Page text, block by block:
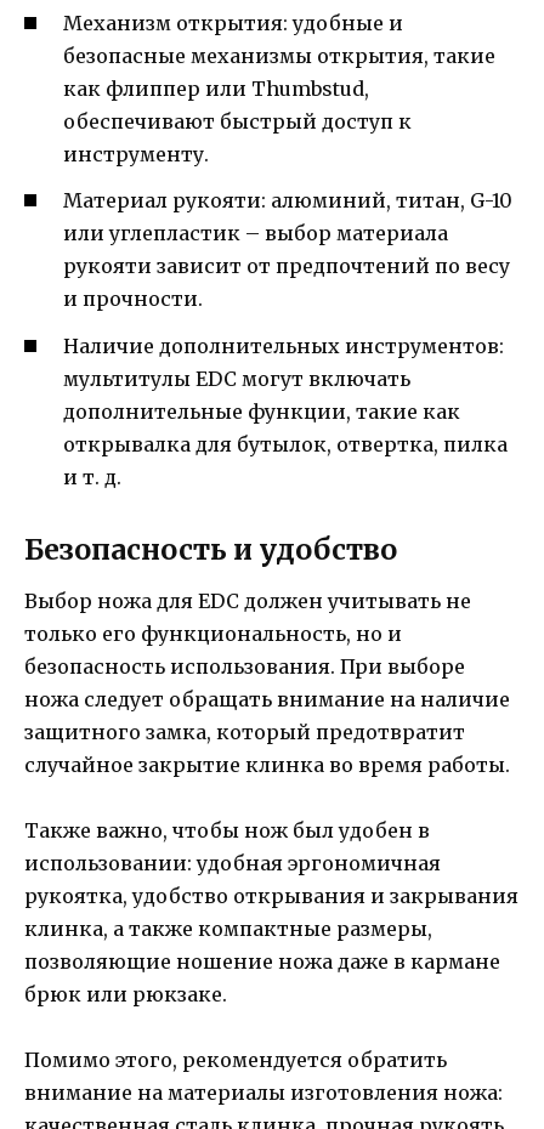
Механизм открытия: удобные и
безопасные механизмы открытия, такие
как флиппер или Thumbstud,
обеспечивают быстрый доступ к
инструменту.
Материал рукояти: алюминий, титан, G-10
или углепластик – выбор материала
рукояти зависит от предпочтений по весу
и прочности.
Наличие дополнительных инструментов:
мультитулы EDC могут включать
дополнительные функции, такие как
открывалка для бутылок, отвертка, пилка
и т. д.
Безопасность и удобство
Выбор ножа для EDC должен учитывать не
только его функциональность, но и
безопасность использования. При выборе
ножа следует обращать внимание на наличие
защитного замка, который предотвратит
случайное закрытие клинка во время работы.
Также важно, чтобы нож был удобен в
использовании: удобная эргономичная
рукоятка, удобство открывания и закрывания
клинка, а также компактные размеры,
позволяющие ношение ножа даже в кармане
брюк или рюкзаке.
Помимо этого, рекомендуется обратить
внимание на материалы изготовления ножа: